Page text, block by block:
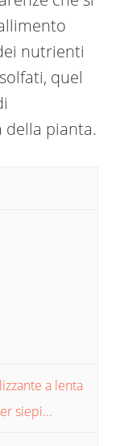
nutrienti
quel
della pianta.
a lenta
siepi...